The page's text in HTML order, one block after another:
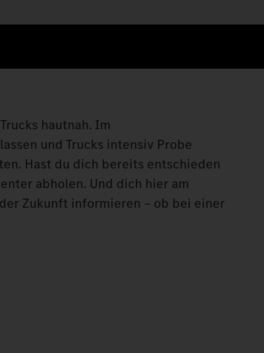
hautnah. Im
und Trucks intensiv Probe
Hast du dich bereits entschieden
abholen. Und dich hier am
Zukunft informieren – ob bei einer